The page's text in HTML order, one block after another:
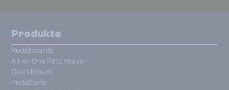
Produkte
Pedalboards
All-In-One Patchbays
QuickMount
PedalSafe